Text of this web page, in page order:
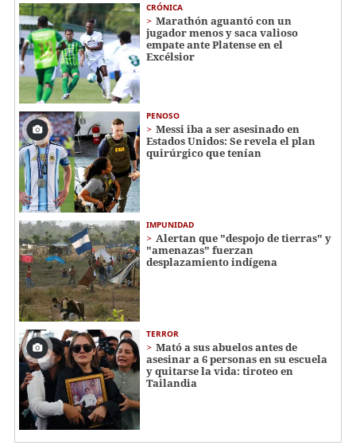
CRÓNICA
Marathón aguantó con un
jugador menos y saca valioso
empate ante Platense en el
Excélsior
PENOSO
Messi iba a ser asesinado en
Estados Unidos: Se revela el plan
quirúrgico que tenían
IMPUNIDAD
Alertan que "despojo de tierras" y
"amenazas" fuerzan
desplazamiento indígena
TERROR
Mató a sus abuelos antes de
asesinar a 6 personas en su escuela
y quitarse la vida: tiroteo en
Tailandia